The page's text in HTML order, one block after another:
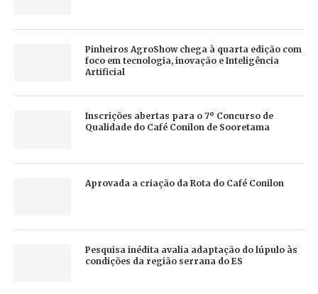
Pinheiros AgroShow chega à quarta edição com
foco em tecnologia, inovação e Inteligência
Artificial
Inscrições abertas para o 7º Concurso de
Qualidade do Café Conilon de Sooretama
Aprovada a criação da Rota do Café Conilon
Pesquisa inédita avalia adaptação do lúpulo às
condições da região serrana do ES